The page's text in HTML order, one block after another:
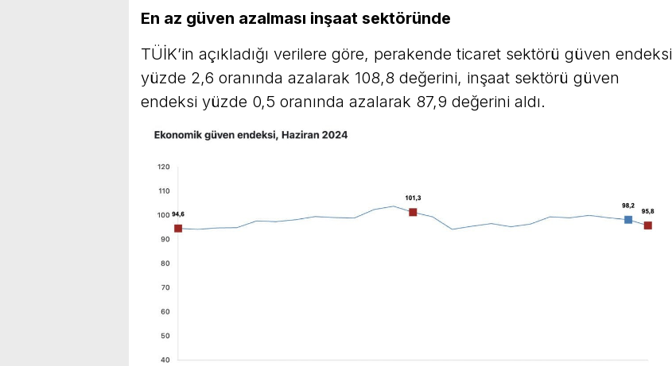
En az güven azalması inşaat sektöründe
TÜİK’in açıkladığı verilere göre, perakende ticaret sektörü güven endeksi
yüzde 2,6 oranında azalarak 108,8 değerini, inşaat sektörü güven
endeksi yüzde 0,5 oranında azalarak 87,9 değerini aldı.